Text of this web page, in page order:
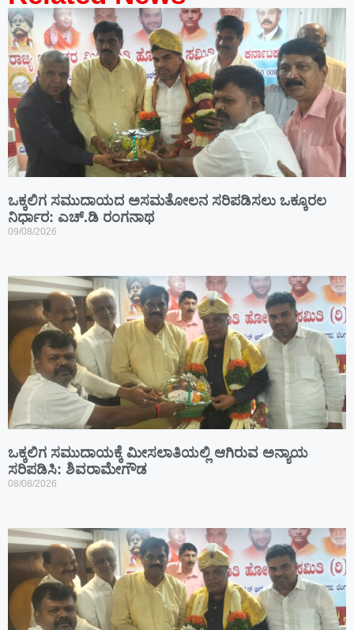
ಒಕ್ಕಲಿಗ ಸಮುದಾಯದ ಅಸಮತೋಲನ ಸರಿಪಡಿಸಲು ಒಕ್ಕೂರಲ
ನಿರ್ಧಾರ: ಎಚ್.ಡಿ ರಂಗನಾಥ
09/08/2026
ಒಕ್ಕಲಿಗ ಸಮುದಾಯಕ್ಕೆ ಮೀಸಲಾತಿಯಲ್ಲಿ ಆಗಿರುವ ಅನ್ಯಾಯ
ಸರಿಪಡಿಸಿ: ಶಿವರಾಮೇಗೌಡ
08/08/2026